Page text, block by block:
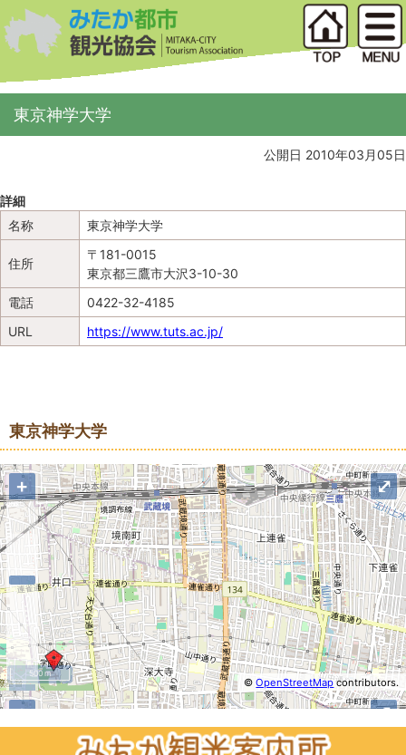
東京神学大学
公開日 2010年03月05日
詳細
名称
東京神学大学
住所
〒181-0015
東京都三鷹市大沢3-10-30
電話
0422-32-4185
URL
https://www.tuts.ac.jp/
東京神学大学
+
−
©OpenStreetMapcontributors.
500 m
⤢
+ ⤢